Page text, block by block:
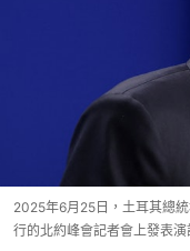
2025年6月25日，土耳其總
行的北約峰會記者會上發表演